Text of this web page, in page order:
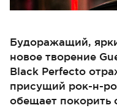
Будоражащий,
новое творение
Black Perfecto
присущий рок-н-
обещает покорить